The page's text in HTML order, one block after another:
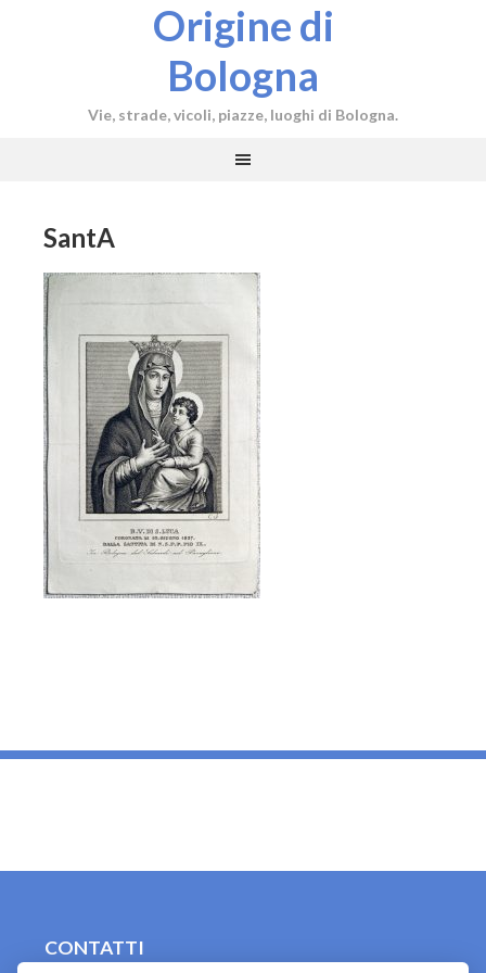
Origine di
Bologna
Vie, strade, vicoli, piazze, luoghi di Bologna.
SantA
CONTATTI